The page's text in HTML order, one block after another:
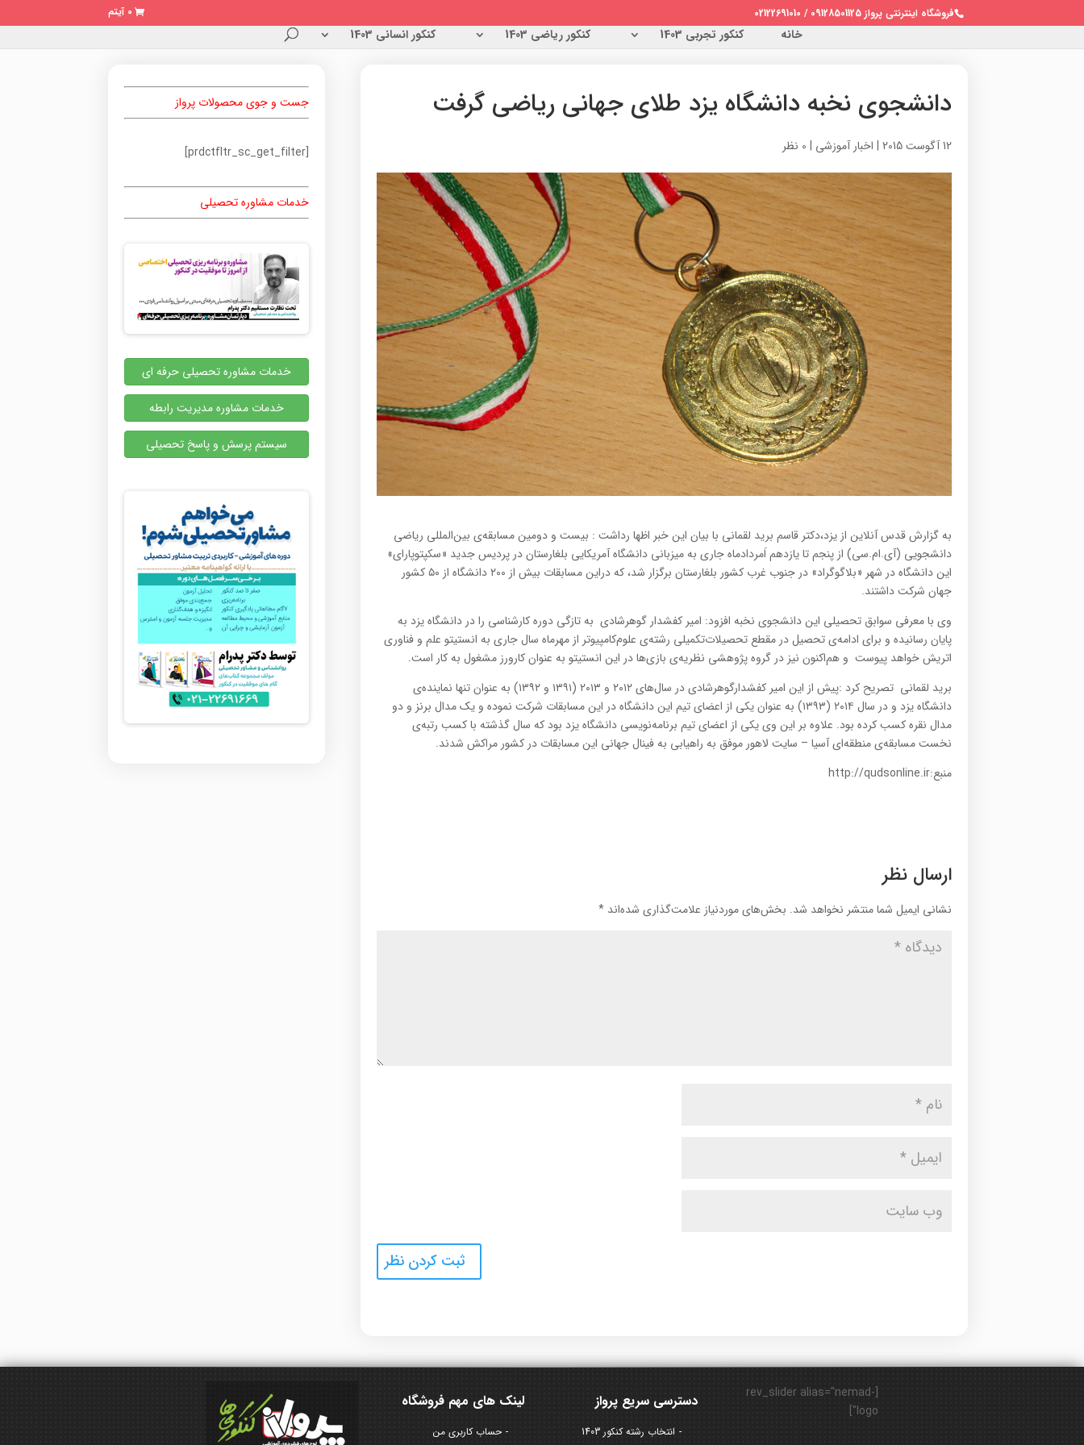
فروشگاه اینترنتی پرواز 09128501125 / 02122691010 0 آیتم
خانه کنکور تجربی 1403 کنکور ریاضی 1403 کنکور انسانی 1403
دانشجوی نخبه دانشگاه یزد طلای جهانی ریاضی گرفت
12 آگوست 2015 | اخبار آموزشی | 0 نظر
به گزارش قدس آنلاین از یزد،دکتر قاسم برید لقمانی با بیان این خبر اظها رداشت : بیست و دومین مسابقه‌ی بین‌المللی ریاضی
دانشجویی (آی.ام.سی) از پنجم تا یازدهم اَمردادماه جاری به میزبانی دانشگاه آمریکایی بلغارستان در پردیس جدید «سکپتوپارای»
این دانشگاه در شهر «بلاگوگراد» در جنوب غرب کشور بلغارستان برگزار شد، که دراین مسابقات بیش از ۲۰۰ دانشگاه از ۵۰ کشور
جهان شرکت داشتند.
وی با معرفی سوابق تحصیلی این دانشجوی نخبه افزود: امیر کفشدار گوهرشادی به تازگی دوره کارشناسی را در دانشگاه یزد به
پایان رسانیده و برای ادامه‌ی تحصیل در مقطع تحصیلات‌تکمیلی رشته‌ی علوم‌کامپیوتر از مهرماه سال جاری به انستیتو علم و فناوری
اتریش خواهد پیوست و هم‌اکنون نیز در گروه پژوهشی نظریه‌ی بازی‌ها در این انستیتو به عنوان کارورز مشغول به کار است.
برید لقمانی تصریح کرد :پیش از این امیر کفشدارگوهرشادی در سال‌های ۲۰۱۲ و ۲۰۱۳ (۱۳۹۱ و ۱۳۹۲) به عنوان تنها نماینده‌ی
دانشگاه یزد و در سال ۲۰۱۴ (۱۳۹۳) به عنوان یکی از اعضای تیم این دانشگاه در این مسابقات شرکت نموده و یک مدال برنز و دو
مدال نقره کسب کرده بود. علاوه بر این وی یکی از اعضای تیم برنامه‌نویسی دانشگاه یزد بود که سال گذشته با کسب رتبه‌ی
نخست مسابقه‌ی منطقه‌ای آسیا – سایت لاهور موفق به راهیابی به فینال جهانی این مسابقات در کشور مراکش شدند.
منبع:http://qudsonline.ir
ارسال نظر
نشانی ایمیل شما منتشر نخواهد شد. بخش‌های موردنیاز علامت‌گذاری شده‌اند*
جست و جوی محصولات پرواز
[prdctfltr_sc_get_filter]
خدمات مشاوره تحصیلی
خدمات مشاوره تحصیلی حرفه ای
خدمات مشاوره مدیریت رابطه
سیستم پرسش و پاسخ تحصیلی
لینک های مهم فروشگاه
حساب کاربری من
دسترسی سریع پرواز
انتخاب رشته کنکور 1403
[rev_slider alias="nemad-
logo"]